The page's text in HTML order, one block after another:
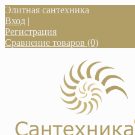
Элитная сантехника
Вход |
Регистрация
Сравнение товаров (0)